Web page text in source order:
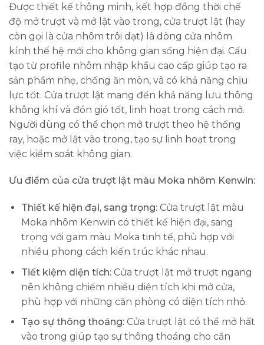
Được thiết kế thông minh, kết hợp đồng thời chế
độ mở trượt và mở lật vào trong, cửa trượt lật (hay
còn gọi là cửa nhôm trôi dạt) là dòng cửa nhôm
kính thế hệ mới cho không gian sống hiện đại. Cấu
tạo từ profile nhôm nhập khẩu cao cấp giúp tạo ra
sản phẩm nhẹ, chống ăn mòn, và có khả năng chịu
lực tốt. Cửa trượt lật mang đến khả năng lưu thông
không khí và đón gió tốt, linh hoạt trong cách mở.
Người dùng có thể chọn mở trượt theo hệ thống
ray, hoặc mở lật vào trong, tạo sự linh hoạt trong
việc kiểm soát không gian.
Ưu điểm của cửa trượt lật màu Moka nhôm Kenwin:
Thiết kế hiện đại, sang trọng:Cửa trượt lật màu
Moka nhôm Kenwin có thiết kế hiện đại, sang
trọng với gam màu Moka tinh tế, phù hợp với
nhiều phong cách kiến trúc khác nhau.
Tiết kiệm diện tích:Cửa trượt lật mở trượt ngang
nên không chiếm nhiều diện tích khi mở cửa,
phù hợp với những căn phòng có diện tích nhỏ.
Tạo sự thông thoáng:Cửa trượt lật có thể mở hất
vào trong giúp tạo sự thông thoáng cho căn